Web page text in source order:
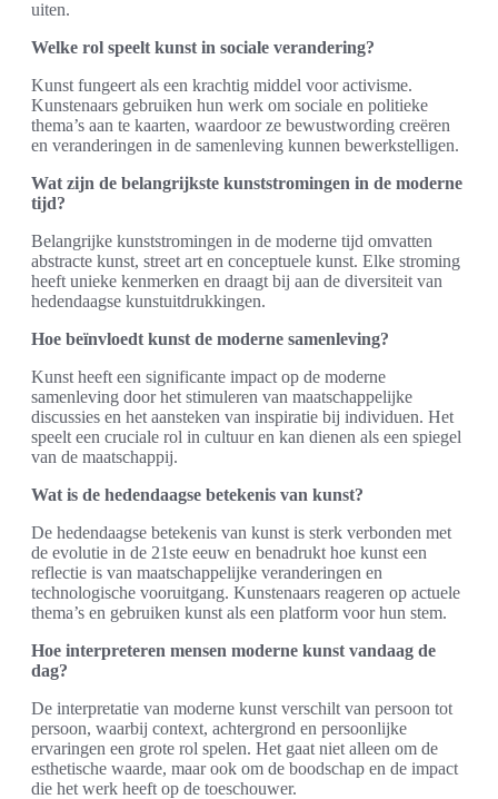
uiten.
Welke rol speelt kunst in sociale verandering?
Kunst fungeert als een krachtig middel voor activisme.
Kunstenaars gebruiken hun werk om sociale en politieke
thema’s aan te kaarten, waardoor ze bewustwording creëren
en veranderingen in de samenleving kunnen bewerkstelligen.
Wat zijn de belangrijkste kunststromingen in de moderne
tijd?
Belangrijke kunststromingen in de moderne tijd omvatten
abstracte kunst, street art en conceptuele kunst. Elke stroming
heeft unieke kenmerken en draagt bij aan de diversiteit van
hedendaagse kunstuitdrukkingen.
Hoe beïnvloedt kunst de moderne samenleving?
Kunst heeft een significante impact op de moderne
samenleving door het stimuleren van maatschappelijke
discussies en het aansteken van inspiratie bij individuen. Het
speelt een cruciale rol in cultuur en kan dienen als een spiegel
van de maatschappij.
Wat is de hedendaagse betekenis van kunst?
De hedendaagse betekenis van kunst is sterk verbonden met
de evolutie in de 21ste eeuw en benadrukt hoe kunst een
reflectie is van maatschappelijke veranderingen en
technologische vooruitgang. Kunstenaars reageren op actuele
thema’s en gebruiken kunst als een platform voor hun stem.
Hoe interpreteren mensen moderne kunst vandaag de
dag?
De interpretatie van moderne kunst verschilt van persoon tot
persoon, waarbij context, achtergrond en persoonlijke
ervaringen een grote rol spelen. Het gaat niet alleen om de
esthetische waarde, maar ook om de boodschap en de impact
die het werk heeft op de toeschouwer.